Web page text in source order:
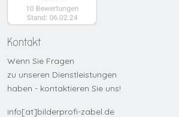
Kontakt
Wenn Sie Fragen
zu unseren Dienstleistungen
haben - kontaktieren Sie uns!
info[at]bilderprofi-zabel.de